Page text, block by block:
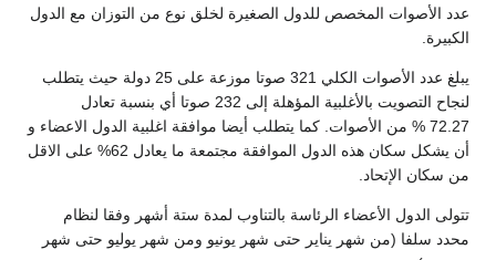
عدد الأصوات المخصص للدول الصغيرة لخلق نوع من التوزان مع الدول
الكبيرة.
يبلغ عدد الأصوات الكلي 321 صوتا موزعة على 25 دولة حيث يتطلب
لنجاح التصويت بالأغلبية المؤهلة إلى 232 صوتا أي بنسبة تعادل
72.27 % من الأصوات. كما يتطلب أيضا موافقة اغلبية الدول الاعضاء و
أن يشكل سكان هذه الدول الموافقة مجتمعة ما يعادل 62% على الاقل
من سكان الإتحاد.
تتولى الدول الأعضاء الرئاسة بالتناوب لمدة ستة أشهر وفقا لنظام
محدد سلفا (من شهر يناير حتى شهر يونيو ومن شهر يوليو حتى شهر